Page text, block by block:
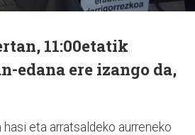
11:00etatik
edana ere izango da,
eta arratsaldeko aurrene­ko